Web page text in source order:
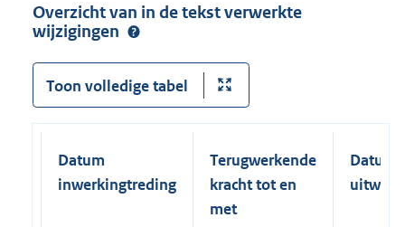
Overzicht van in de tekst verwerkte
wijzigingen
Toon volledige tabel
Datum
inwerkingtreding
Terugwerkende
kracht tot en
met
Datum